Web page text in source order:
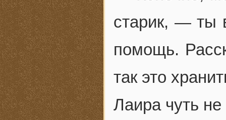
старик, — ты
помощь.
так это
Лаира чуть